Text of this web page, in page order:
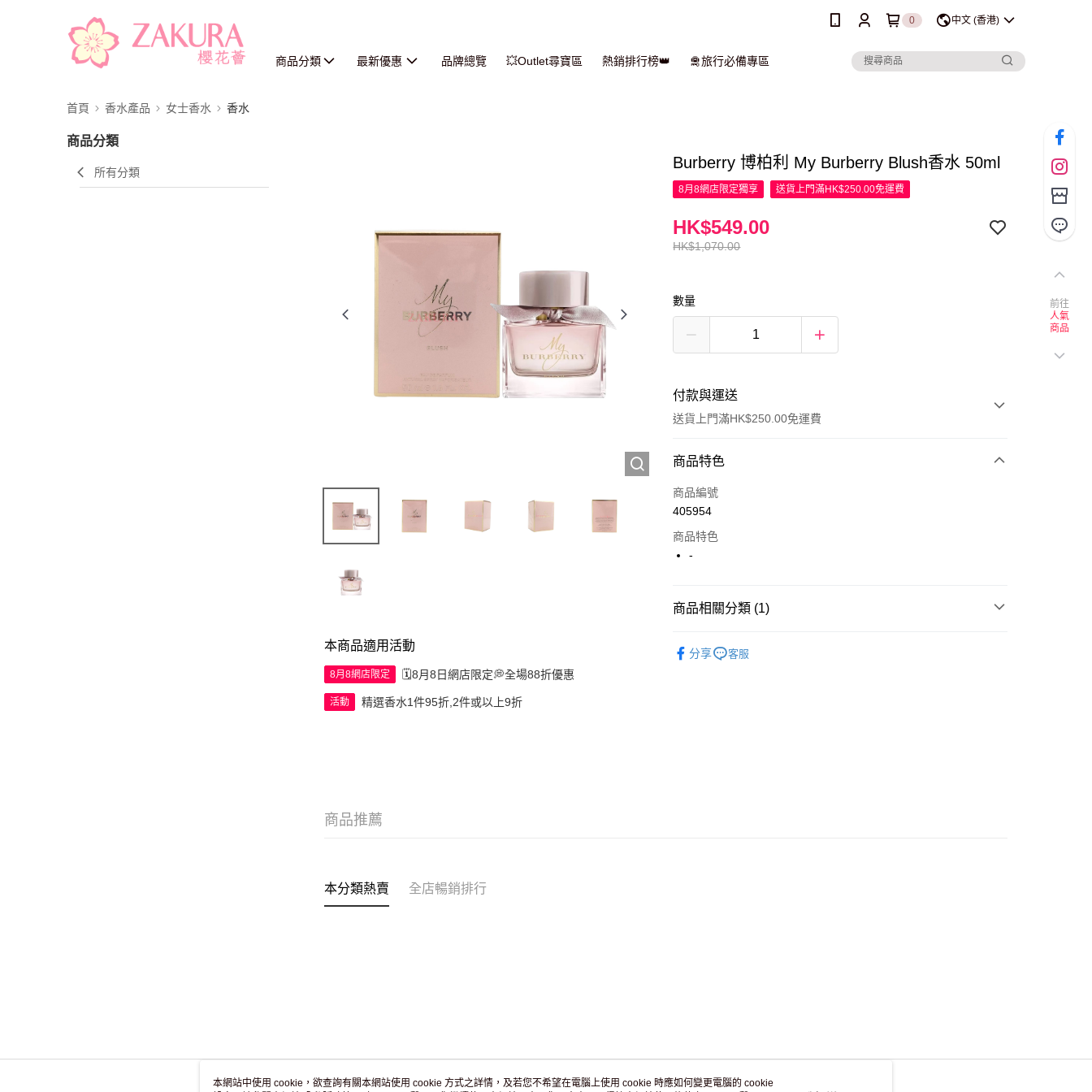
0 中文 (香港)
商品分類 最新優惠 品牌總覽 💥Outlet尋寶區 熱銷排行榜👑 🛅旅行必備專區
首頁 香水產品 女士香水 香水
商品分類
所有分類
本商品適用活動
8月8網店限定 🗓️8月8日網店限定💭全場88折優惠
活動 精選香水1件95折,2件或以上9折
Burberry 博柏利 My Burberry Blush香水 50ml
8月8網店限定獨享 送貨上門滿HK$250.00免運費
HK$1,070.00
HK$549.00
數量
付款與運送
送貨上門滿HK$250.00免運費
付款方式
信用卡
JD京東物流，訂單確認發貨後2-4個工作天送達
商品特色
商品編號
405954
商品特色
-
商品相關分類 (1)
分享
客服
商品推薦
本分類熱賣 全店暢銷排行
前往
人氣
商品
本網站中使用 cookie，欲查詢有關本網站使用 cookie 方式之詳情，及若您不希望在電腦上使用 cookie 時應如何變更電腦的 cookie